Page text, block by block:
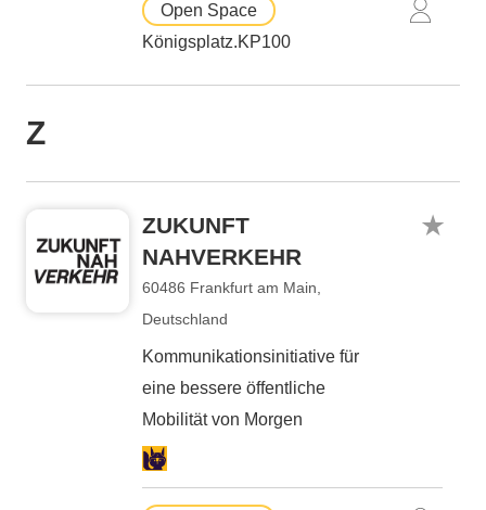
Open Space
Königsplatz.KP100
Z
ZUKUNFT
NAHVERKEHR
60486 Frankfurt am Main,
Deutschland
Kommunikationsinitiative für
eine bessere öffentliche
Mobilität von Morgen